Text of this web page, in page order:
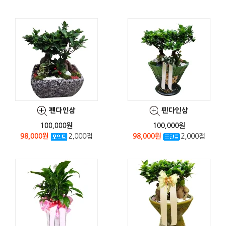
펜다인삼
100,000원
98,000원
2,000점
펜다인삼
100,000원
98,000원
2,000점